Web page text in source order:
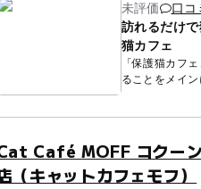
未評価
口コ
訪れるだけ
猫カフェ
「保護猫カフ
ることをメイ
ちゃ大好き、甘
Café MOFF コクー
（キャットカフェモフ）